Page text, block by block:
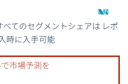
にはCC BY 4.0の表示が必要です。